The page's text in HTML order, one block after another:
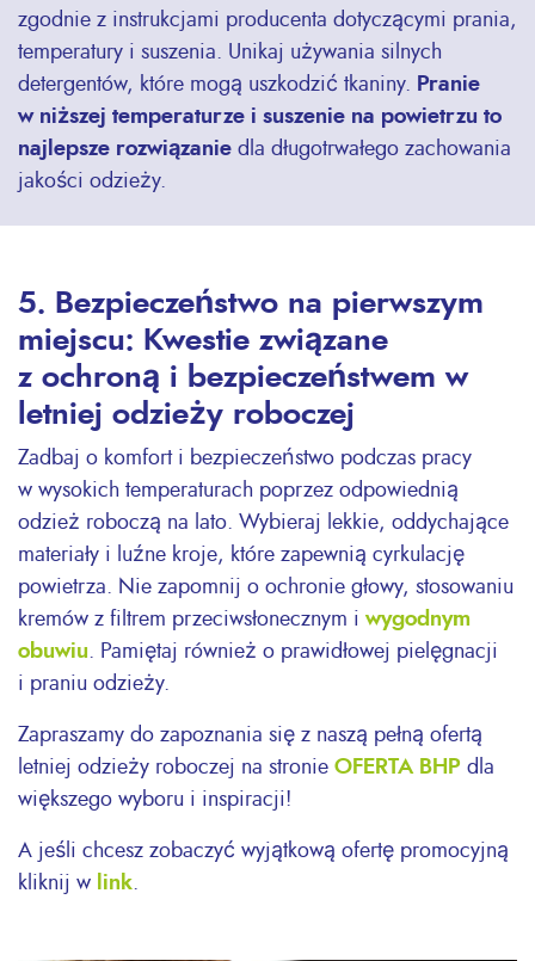
zgodnie z instrukcjami producenta dotyczącymi prania,
temperatury i suszenia. Unikaj używania silnych
detergentów, które mogą uszkodzić tkaniny. Pranie
w niższej temperaturze i suszenie na powietrzu to
najlepsze rozwiązanie dla długotrwałego zachowania
jakości odzieży.
5. Bezpieczeństwo na pierwszym
miejscu: Kwestie związane
z ochroną i bezpieczeństwem w
letniej odzieży roboczej
Zadbaj o komfort i bezpieczeństwo podczas pracy
w wysokich temperaturach poprzez odpowiednią
odzież roboczą na lato. Wybieraj lekkie, oddychające
materiały i luźne kroje, które zapewnią cyrkulację
powietrza. Nie zapomnij o ochronie głowy, stosowaniu
kremów z filtrem przeciwsłonecznym i wygodnym
obuwiu. Pamiętaj również o prawidłowej pielęgnacji
i praniu odzieży.
Zapraszamy do zapoznania się z naszą pełną ofertą
letniej odzieży roboczej na stronie OFERTA BHP dla
większego wyboru i inspiracji!
A jeśli chcesz zobaczyć wyjątkową ofertę promocyjną
kliknij w
link.